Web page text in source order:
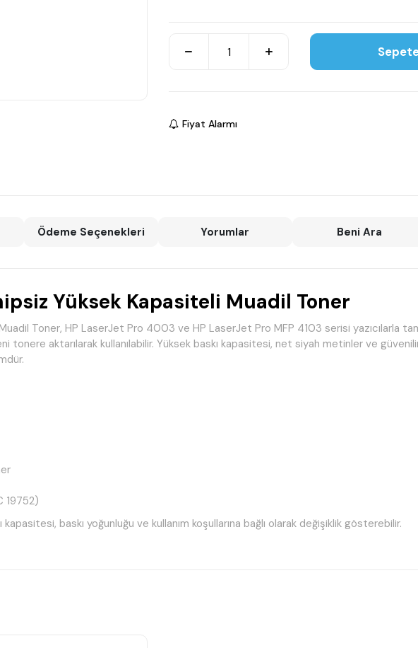
Fiyat Alarmı
Ödeme Seçenekleri Yorumlar Beni Ara
Yüksek Kapasiteli Muadil Toner
Toner, HP LaserJet Pro 4003 ve HP LaserJet Pro MFP 4103 serisi yazıcılarla
tonere aktarılarak kullanılabilir. Yüksek baskı kapasitesi, net siyah metinler ve
19752)
baskı yoğunluğu ve kullanım koşullarına bağlı olarak değişiklik gösterebilir.